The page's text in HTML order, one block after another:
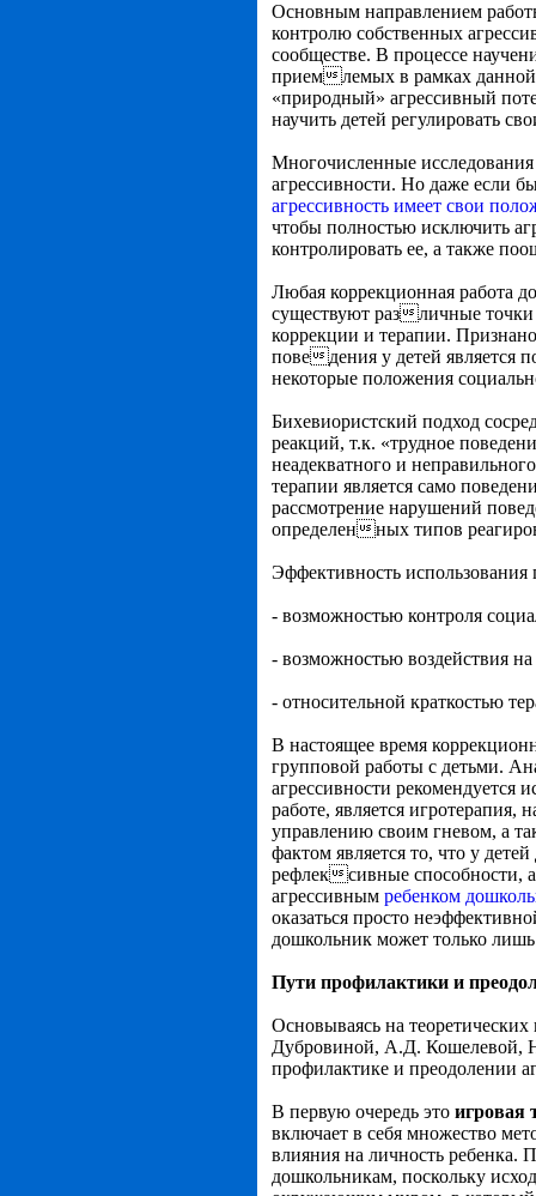
Основным направлением
контролю собственных
сообществе. В процессе
приемлемых в рамках данной
«природный» агрессивный
научить детей регулировать
Многочисленные исследования
агрессивности. Но даже если
агрессивность имеет свои
чтобы полностью исключить
контролировать ее, а также
Любая коррекционная работа
существуют различные точки
коррекции и терапии.
поведения у детей является
некоторые положения
Бихевиористский подход
реакций, т.к. «трудное
неадекватного и
терапии является само
рассмотрение нарушений
определенных типов
Эффективность
- возможностью контроля
- возможностью воздействия
- относительной краткостью
В настоящее время
групповой работы с детьми.
агрессивности
работе, является игротерапия,
управлению своим гневом, а
фактом является то, что у
рефлексивные способности, а
агрессивным ребенком
оказаться просто
дошкольник может только
Пути профилактики и
Основываясь на
Дубровиной, А.Д. Кошелевой,
профилактике и преодолении
В первую очередь это игровая
включает в себя множество
влияния на личность ребенка.
дошкольникам, поскольку